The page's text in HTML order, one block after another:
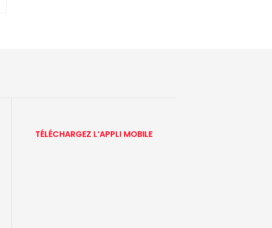
TÉLÉCHARGEZ L’APPLI MOBILE